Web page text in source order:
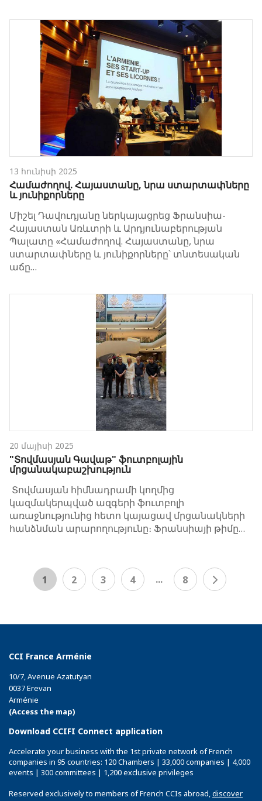
13 հունիսի 2025
Համաժողով. Հայաստանը, նրա ստարտափները
և յունիքորները
Միշել Դավուդյանը ներկայացրեց Ֆրանսիա-
Հայաստան Առևտրի և Արդյունաբերության
Պալատը «Համաժողով. Հայաստանը, նրա
ստարտափները և յունիքորները՝ տնտեսական
աճը…
20 մայիսի 2025
"Տովմասյան Գավաթ" ֆուտբոլային
մրցանակաբաշխություն
Տովմասյան հիմնադրամի կողմից
կազմակերպված ազգերի ֆուտբոլի
առաջնությունից հետո կայացավ մրցանակների
հանձնման արարողությունը։ Ֆրանսիայի թիմը…
1 2 3 4 ... 8
CCI France Arménie
10/7, Avenue Azatutyan
0037 Erevan
Arménie
(Access the map)
Download CCIFI Connect application
Accelerate your business with the 1st private network of French
companies in 95 countries: 120 Chambers | 33,000 companies | 4,000
events | 300 committees | 1,200 exclusive privileges
Reserved exclusively to members of French CCIs abroad,discover